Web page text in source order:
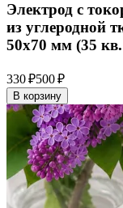
Электрод с
из углеродной
50x70 мм (35
330 ₽500 ₽
В корзину